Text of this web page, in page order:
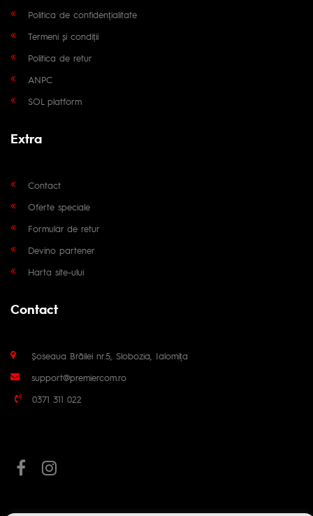
Politica de confidențialitate
Termeni și condiții
Politica de retur
ANPC
SOL platform
Extra
Contact
Oferte speciale
Formular de retur
Devino partener
Harta site-ului
Contact
Șoseaua Brăilei nr.5, Slobozia, Ialomița
support@premiercom.ro
0371 311 022